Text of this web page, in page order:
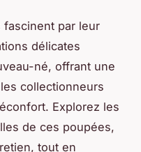
fascinent par leur
délicates
né, offrant une
collectionneurs
Explorez les
de ces poupées,
tout en